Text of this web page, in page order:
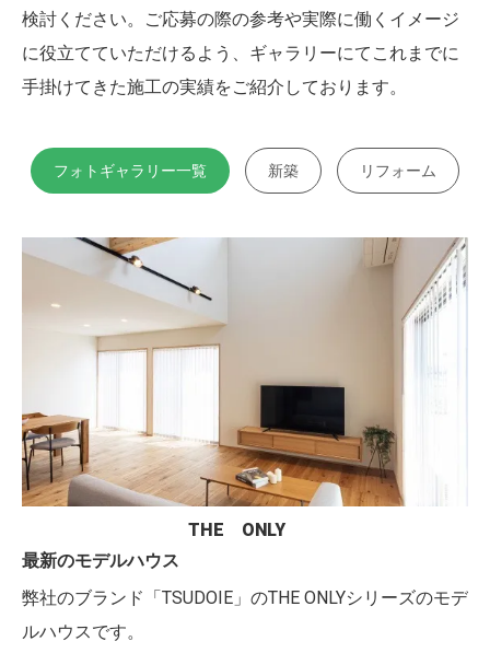
検討ください。ご応募の際の参考や実際に働くイメージ
に役立てていただけるよう、ギャラリーにてこれまでに
手掛けてきた施工の実績をご紹介しております。
フォトギャラリー一覧 新築 リフォーム
THE ONLY
最新のモデルハウス
弊社のブランド「TSUDOIE」のTHE ONLYシリーズのモデ
ルハウスです。